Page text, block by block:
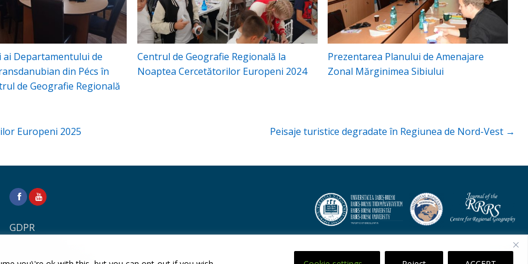
ai Departamentului de
din Pécs în
de Geografie Regională
Centrul de Geografie Regională la
Noaptea Cercetătorilor Europeni 2024
Prezentarea Planului de Amenajare
Zonal Mărginimea Sibiului
Europeni 2025 Peisaje turistice degradate în Regiunea de Nord-Vest →
GDPR